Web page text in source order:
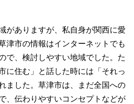
がありますが、私自身が関西に愛
津市の情報はインターネットでも
で、検討しやすい地域でした。た
に住む」と話した時には「それっ
ました。草津市は、まだ全国への
、伝わりやすいコンセプトなどが